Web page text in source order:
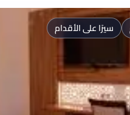
سيرًا على الأقدام